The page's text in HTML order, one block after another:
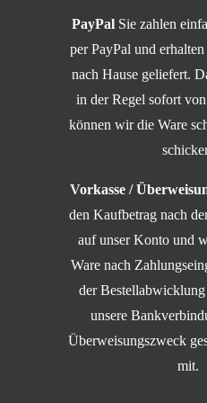
PayPal Sie zahlen
per PayPal und
nach Hause geliefert.
in der Regel sofort
können wir die Ware
Vorkasse /
den Kaufbetrag nach
auf unser Konto und
Ware nach
der
unsere
Überweisungszweck
mit.